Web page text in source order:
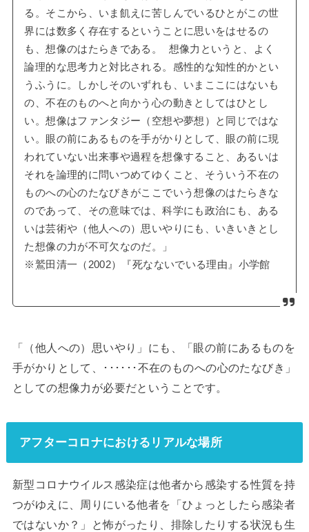
る。そこから、いま飢えに苦しんでいるひとがこの世
界には数多く存在するということに思いをはせるの
も、想像のはたらきである。 想像力というと、よく
論理的な思考力と対比される。感性的な知性的かとい
うふうに。しかしそのいずれも、いまここにはないも
の、不在のものへと向かう心の動きとしてはひとし
い。想像はファンタジー（空想や夢想）と同じではな
い。眼の前にあるものを手がかりとして、眼の前に現
われていない出来事や過程を想像すること、あるいは
それを論理的に問いつめてゆくこと、そういう不在の
ものへの心のたなびきがここでいう想像のはたらきな
のであって、その意味では、科学にも政治にも、ある
いは芸術や（他人への）思いやりにも、いきいきとし
た想像の力が不可欠なのだ。」
※鷲田清一（2002）『死なないでいる理由』小学館
「（他人への）思いやり」にも、「眼の前にあるものを
手がかりとして、･･････不在のものへの心のたなびき」
としての想像力が必要だということです。
アフターコロナにおけるリアルな場所
新型コロナウイルス感染症は他者から感染する性質を持
つがゆえに、周りにいる他者を「ひょっとしたら感染者
ではないか？」と怖がったり、排除したりする状況も生